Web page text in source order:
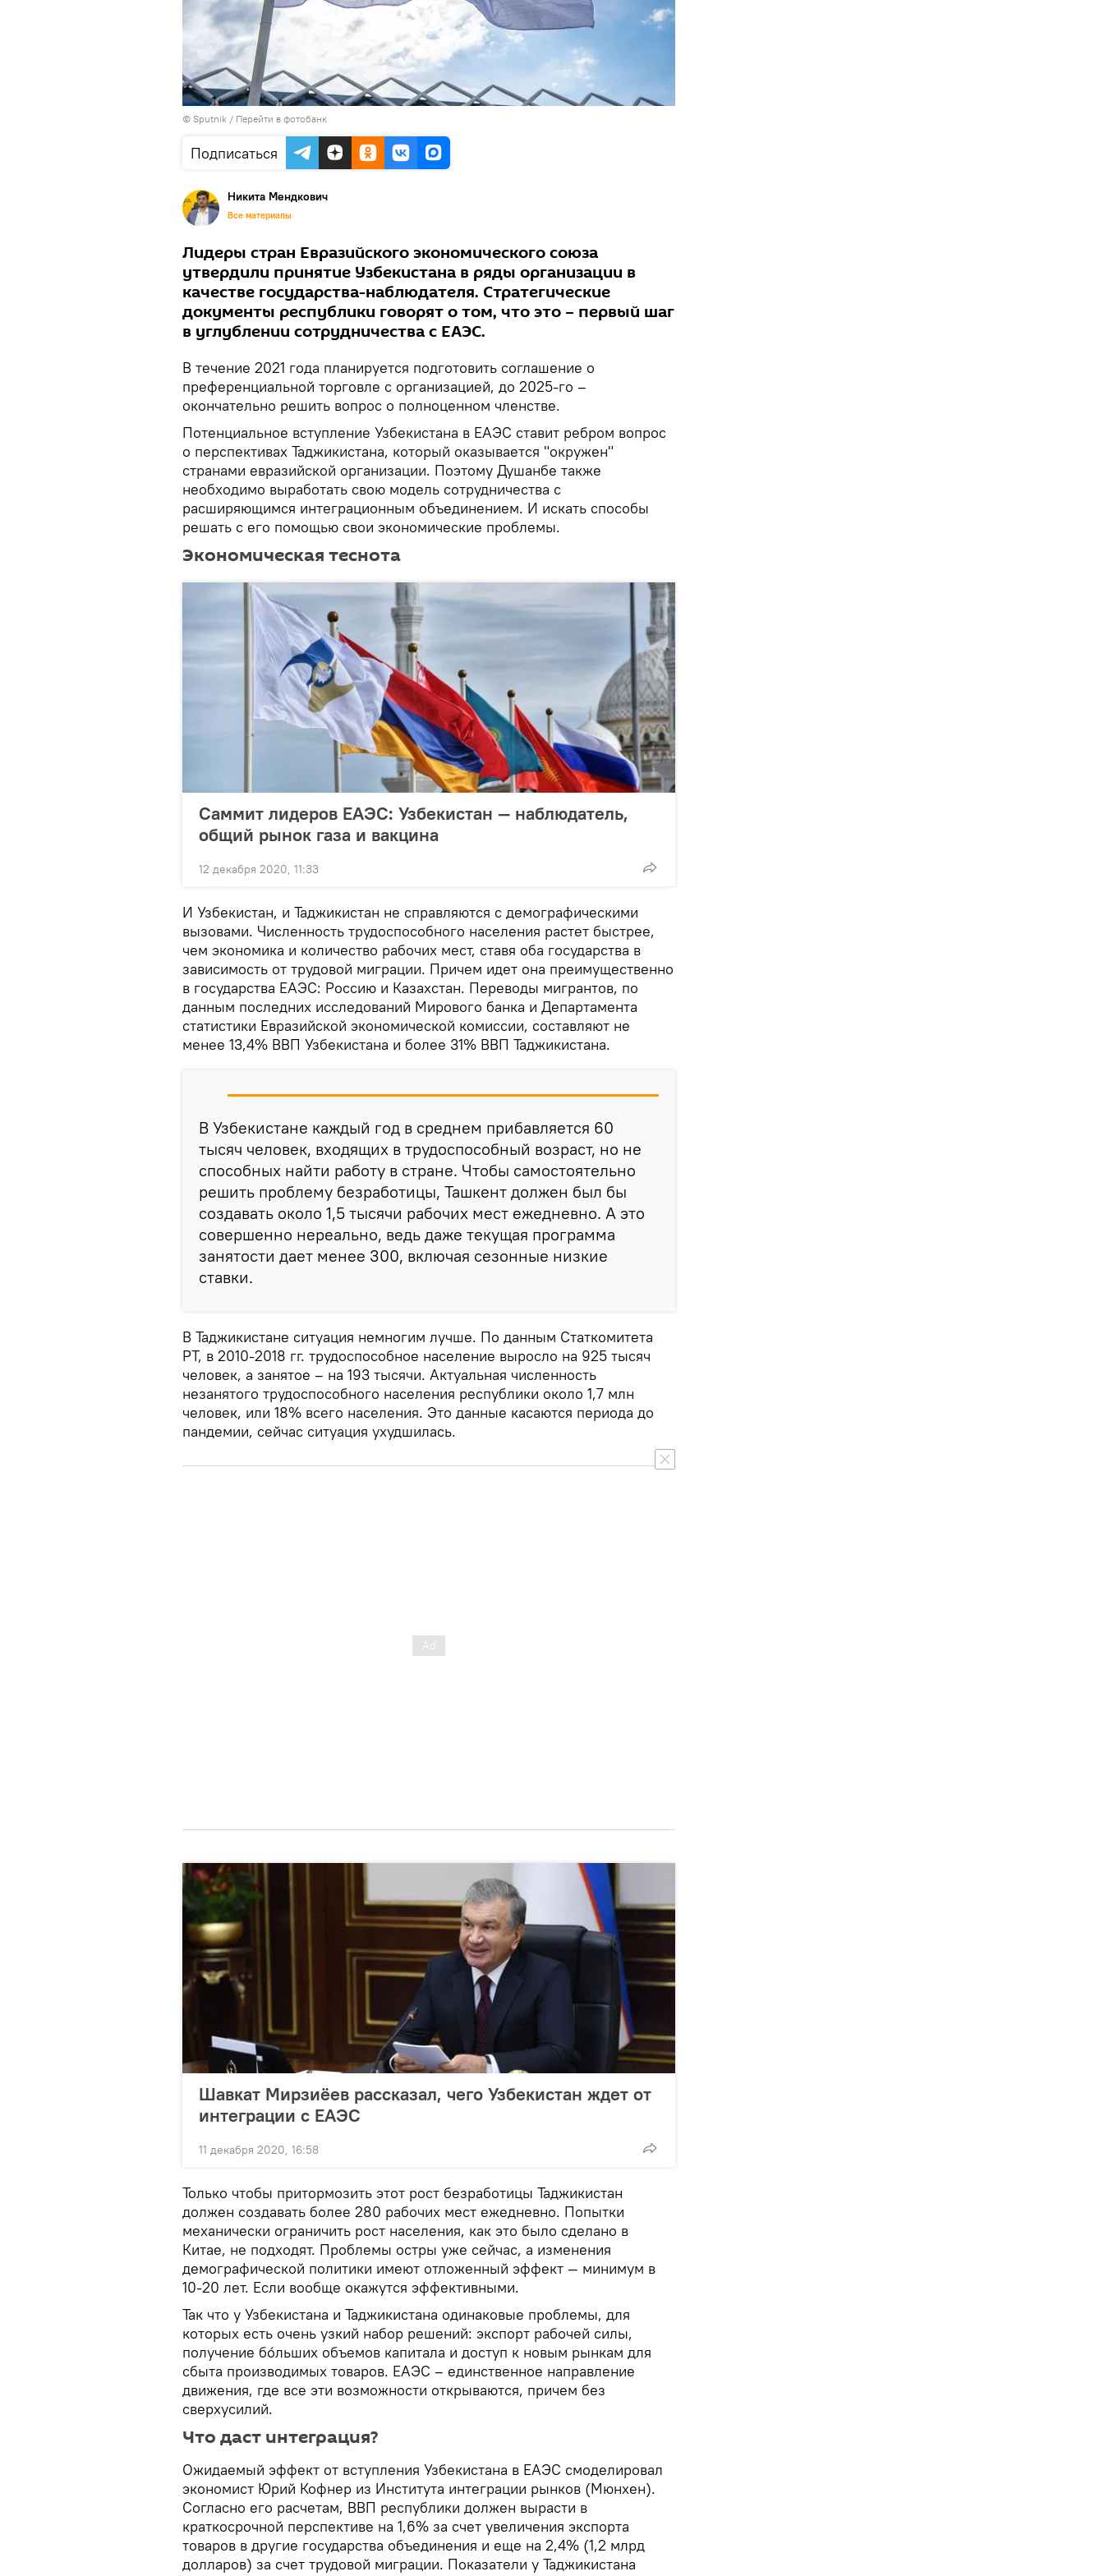
© Sputnik / Перейти в фотобанк
Подписаться
Никита Мендкович
Все материалы
Лидеры стран Евразийского экономического союза
утвердили принятие Узбекистана в ряды организации в
качестве государства-наблюдателя. Стратегические
документы республики говорят о том, что это – первый шаг
в углублении сотрудничества с ЕАЭС.
В течение 2021 года планируется подготовить соглашение о
преференциальной торговле с организацией, до 2025-го –
окончательно решить вопрос о полноценном членстве.
Потенциальное вступление Узбекистана в ЕАЭС ставит ребром вопрос
о перспективах Таджикистана, который оказывается "окружен"
странами евразийской организации. Поэтому Душанбе также
необходимо выработать свою модель сотрудничества с
расширяющимся интеграционным объединением. И искать способы
решать с его помощью свои экономические проблемы.
Экономическая теснота
Саммит лидеров ЕАЭС: Узбекистан — наблюдатель,
общий рынок газа и вакцина
12 декабря 2020, 11:33
И Узбекистан, и Таджикистан не справляются с демографическими
вызовами. Численность трудоспособного населения растет быстрее,
чем экономика и количество рабочих мест, ставя оба государства в
зависимость от трудовой миграции. Причем идет она преимущественно
в государства ЕАЭС: Россию и Казахстан. Переводы мигрантов, по
данным последних исследований Мирового банка и Департамента
статистики Евразийской экономической комиссии, составляют не
менее 13,4% ВВП Узбекистана и более 31% ВВП Таджикистана.
В Узбекистане каждый год в среднем прибавляется 60
тысяч человек, входящих в трудоспособный возраст, но не
способных найти работу в стране. Чтобы самостоятельно
решить проблему безработицы, Ташкент должен был бы
создавать около 1,5 тысячи рабочих мест ежедневно. А это
совершенно нереально, ведь даже текущая программа
занятости дает менее 300, включая сезонные низкие
ставки.
В Таджикистане ситуация немногим лучше. По данным Статкомитета
РТ, в 2010-2018 гг. трудоспособное население выросло на 925 тысяч
человек, а занятое – на 193 тысячи. Актуальная численность
незанятого трудоспособного населения республики около 1,7 млн
человек, или 18% всего населения. Это данные касаются периода до
пандемии, сейчас ситуация ухудшилась.
Шавкат Мирзиёев рассказал, чего Узбекистан ждет от
интеграции с ЕАЭС
11 декабря 2020, 16:58
Только чтобы притормозить этот рост безработицы Таджикистан
должен создавать более 280 рабочих мест ежедневно. Попытки
механически ограничить рост населения, как это было сделано в
Китае, не подходят. Проблемы остры уже сейчас, а изменения
демографической политики имеют отложенный эффект — минимум в
10-20 лет. Если вообще окажутся эффективными.
Так что у Узбекистана и Таджикистана одинаковые проблемы, для
которых есть очень узкий набор решений: экспорт рабочей силы,
получение бо́льших объемов капитала и доступ к новым рынкам для
сбыта производимых товаров. ЕАЭС – единственное направление
движения, где все эти возможности открываются, причем без
сверхусилий.
Что даст интеграция?
Ожидаемый эффект от вступления Узбекистана в ЕАЭС смоделировал
экономист Юрий Кофнер из Института интеграции рынков (Мюнхен).
Согласно его расчетам, ВВП республики должен вырасти в
краткосрочной перспективе на 1,6% за счет увеличения экспорта
товаров в другие государства объединения и еще на 2,4% (1,2 млрд
долларов) за счет трудовой миграции. Показатели у Таджикистана